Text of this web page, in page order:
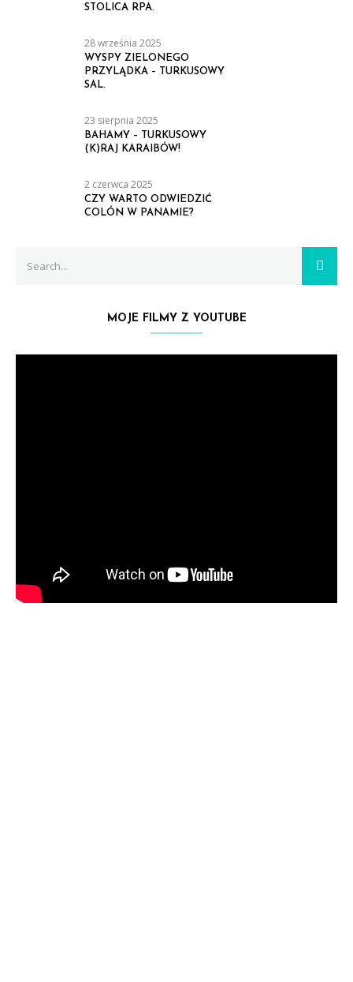
STOLICA RPA.
28 września 2025
WYSPY ZIELONEGO
PRZYLĄDKA – TURKUSOWY
SAL.
23 sierpnia 2025
BAHAMY – TURKUSOWY
(K)RAJ KARAIBÓW!
2 czerwca 2025
CZY WARTO ODWIEDZIĆ
COLÓN W PANAMIE?
for:
MOJE FILMY Z YOUTUBE